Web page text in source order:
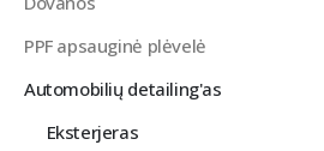
PPF apsauginė plėvelė
Automobilių detailing'as
Eksterjeras